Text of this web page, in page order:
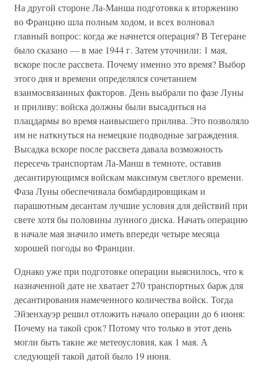
На другой стороне Ла-Манша подготовка к вторжению
во Францию шла полным ходом, и всех волновал
главный вопрос: когда же начнется операция? В Тегеране
было сказано — в мае 1944 г. Затем уточнили: 1 мая,
вскоре после рассвета. Почему именно это время? Выбор
этого дня и времени определялся сочетанием
взаимосвязанных факторов. День выбрали по фазе Луны
и приливу: войска должны были высадиться на
плацдармы во время наивысшего прилива. Это позволяло
им не наткнуться на немецкие подводные заграждения.
Высадка вскоре после рассвета давала возможность
пересечь транспортам Ла-Манш в темноте, оставив
десантирующимся войскам максимум светлого времени.
Фаза Луны обеспечивала бомбардировщикам и
парашютным десантам лучшие условия для действий при
свете хотя бы половины лунного диска. Начать операцию
в начале мая значило иметь впереди четыре месяца
хорошей погоды во Франции.
Однако уже при подготовке операции выяснилось, что к
назначенной дате не хватает 270 транспортных барж для
десантирования намеченного количества войск. Тогда
Эйзенхауэр решил отложить начало операции до 6 июня:
Почему на такой срок? Потому что только в этот день
могли быть такие же метеоусловия, как 1 мая. А
следующей такой датой было 19 июня.